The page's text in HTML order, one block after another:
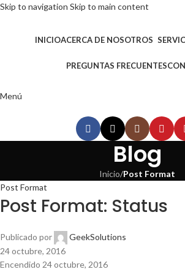
Skip to navigation Skip to main content
INICIOACERCA DE NOSOTROS
PREGUNTAS FRECUENTES
Menú
Blog
Inicio/Post Format
Post Format
Post Format: Status
Publicado por
GeekSolutions
24 octubre, 2016
Encendido 24 octubre, 2016